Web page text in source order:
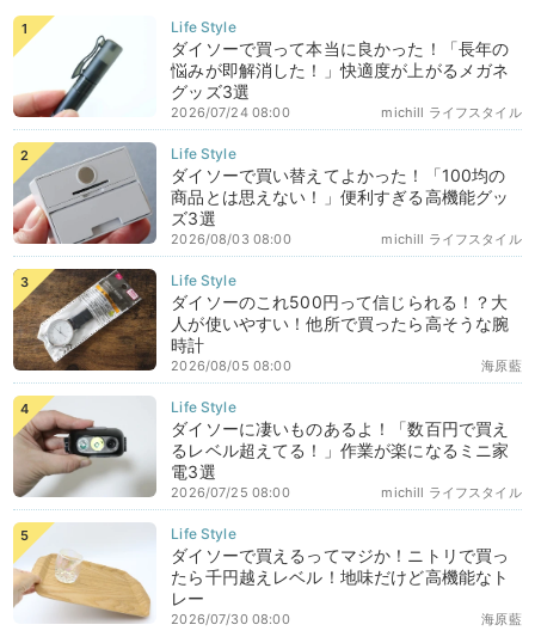
ダイソーで買って本当に良かった！「長年の
悩みが即解消した！」快適度が上がるメガネ
グッズ3選
michill ライフスタイル
2026/07/24 08:00
ダイソーで買い替えてよかった！「100均の
商品とは思えない！」便利すぎる高機能グッ
ズ3選
michill ライフスタイル
2026/08/03 08:00
ダイソーのこれ500円って信じられる！？大
人が使いやすい！他所で買ったら高そうな腕
時計
海原藍
2026/08/05 08:00
ダイソーに凄いものあるよ！「数百円で買え
るレベル超えてる！」作業が楽になるミニ家
電3選
michill ライフスタイル
2026/07/25 08:00
ダイソーで買えるってマジか！ニトリで買っ
たら千円越えレベル！地味だけど高機能なト
レー
海原藍
2026/07/30 08:00